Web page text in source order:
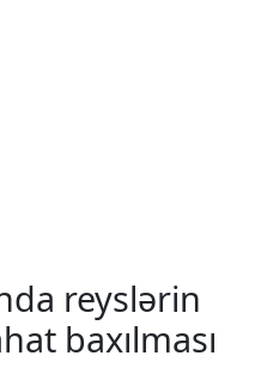
reyslərin
baxılması